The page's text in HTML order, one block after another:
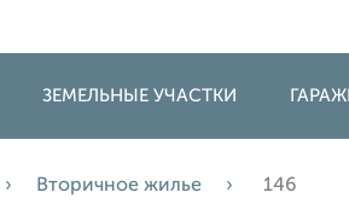
ЗЕМЕЛЬНЫЕ УЧАСТКИ
Вторичное жилье 146